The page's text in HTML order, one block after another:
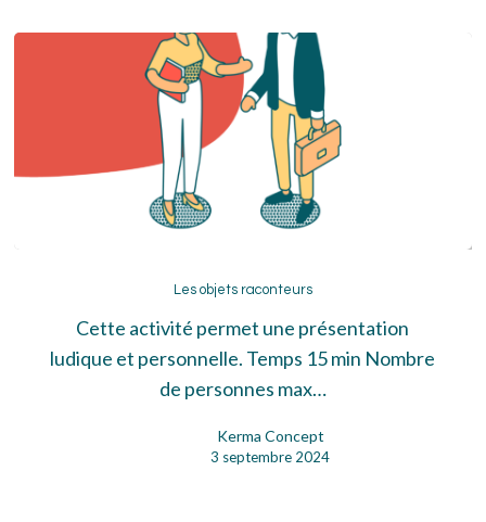
objets
raconteurs
Les objets raconteurs
Cette activité permet une présentation
ludique et personnelle. Temps 15 min Nombre
de personnes max…
Kerma Concept
3 septembre 2024